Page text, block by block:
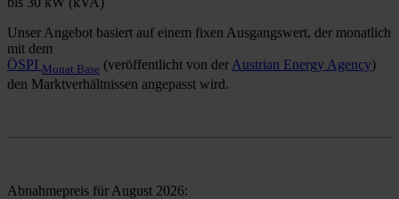
Unser Angebot basiert auf einem fixen Ausgangswert, der monatlich
mit dem
ÖSPI Monat Base (veröffentlicht von der Austrian Energy Agency)
den Marktverhältnissen angepasst wird.
Abnahmepreis für August 2026: